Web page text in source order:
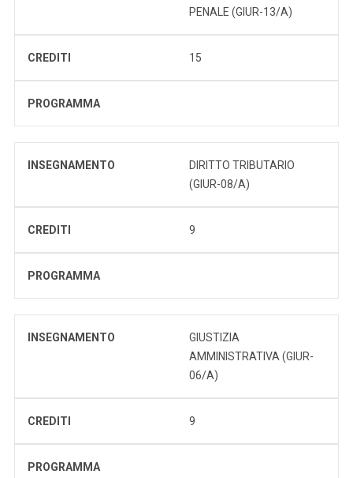
PENALE (GIUR-13/A)
CREDITI 15
PROGRAMMA
INSEGNAMENTO
DIRITTO TRIBUTARIO
(GIUR-08/A)
CREDITI 9
PROGRAMMA
INSEGNAMENTO
GIUSTIZIA
AMMINISTRATIVA (GIUR-
06/A)
CREDITI 9
PROGRAMMA